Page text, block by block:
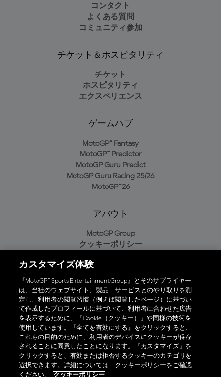
コンタクト
よくある質問
コミュニティ参加
チケット＆ホスピタリティ
チケット
ホスピタリティ
エクスペリエンス
ゲームハブ
MotoGP™ Fantasy
MotoGP™ Predictor
MotoGP Guru Predict
MotoGP Guru Racing 25/26
MotoGP™26
アバウト
MotoGP Group
クッキーポリシー
プライバシーポリシー
購入ポリシー
オフィシャルアプリ
© 2026 MotoGP Sports Entertainment Group. 全著作権所有。全ての
カスタマイズ体験
『MotoGP™ Sports Entertainment Group』とそのサプライヤー
は、当社のウェブサイト、製品、サービスとのやり取りを測
定し、利用者の閲覧習慣（例えば閲覧したページ）に基づい
て作成したプロフィールに基づいて、利用者に合わせた広告
を表示するために、『Cookie（クッキー）』や同様の技術を
使用しています。『全てを有効にする』をクリックすると、
これらの目的のために、利用者のデバイスにクッキーが保存
されることに同意したことになります。『カスタマイズ』を
クリックすると、有効または拒否するクッキーのカテゴリを
選択できます。詳細については、クッキーポリシーをご確認
ください。
クッキーポリシー